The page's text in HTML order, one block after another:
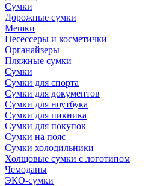
Сумки
Дорожные сумки
Мешки
Несессеры и косметички
Органайзеры
Пляжные сумки
Сумки
Сумки для спорта
Сумки для документов
Сумки для ноутбука
Сумки для пикника
Сумки для покупок
Сумки на пояс
Сумки холодильники
Холщовые сумки с логотипом
Чемоданы
ЭКО-сумки